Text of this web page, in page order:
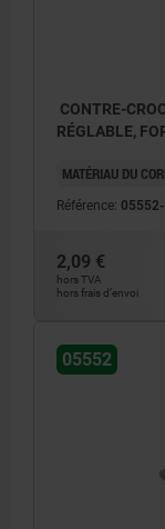
CONTRE-
RÉGLABLE,
MATÉRIAU DU
Référence:
2,09 €
hors TVA
hors frais d’envoi
05552